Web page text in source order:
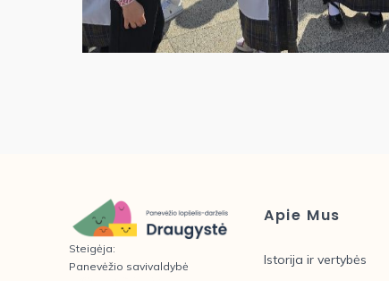
Steigėja:
Panevėžio savivaldybė
Apie Mus
Istorija ir vertybės